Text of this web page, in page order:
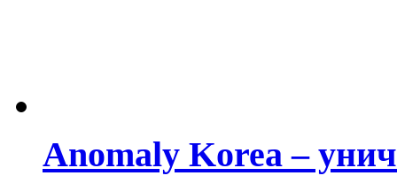
Anomaly Korea –